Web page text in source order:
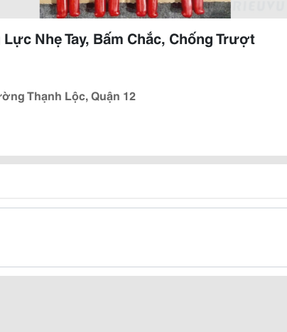
Nhẹ Tay, Bấm Chắc, Chống Trượt
Thạnh Lộc, Quận 12